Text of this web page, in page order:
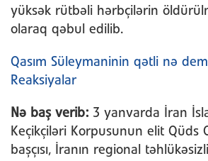
yüksək rütbəli hərbçilərin
olaraq qəbul edilib.
Qasım Süleymaninin qətli nə
Reaksiyalar
Nə baş verib: 3 yanvarda İran
Keçikçiləri Korpusunun elit Qüds
başçısı, İranın regional